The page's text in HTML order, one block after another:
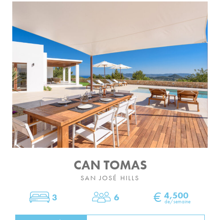
CAN TOMAS
SAN JOSÉ HILLS
Chambres
3 Dormir
6 € 4,500
de/semaine